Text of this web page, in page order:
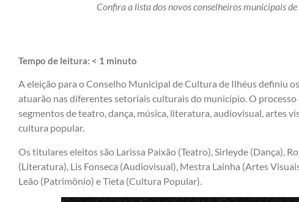
Confira a lista dos novos conselheiros municipais
Tempo de leitura: < 1 minuto
A eleição para o Conselho Municipal de Cultura de Ilhéus definiu
atuarão nas diferentes setoriais culturais do município. O
segmentos de teatro, dança, música, literatura, audiovisual, artes
cultura popular.
Os titulares eleitos são Larissa Paixão (Teatro), Sirleyde (Dança),
(Literatura), Lis Fonseca (Audiovisual), Mestra Lainha (Artes
Leão (Patrimônio) e Tieta (Cultura Popular).